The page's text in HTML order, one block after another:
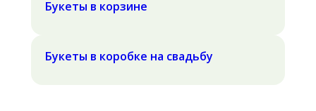
Букеты в корзине
Букеты в коробке на свадьбу